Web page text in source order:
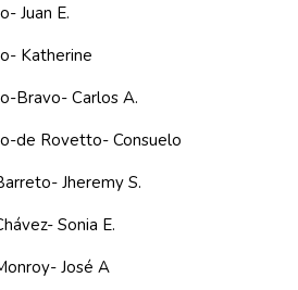
Juan E.
Katherine
Bravo- Carlos A.
de Rovetto- Consuelo
Jheremy S.
Sonia E.
José A